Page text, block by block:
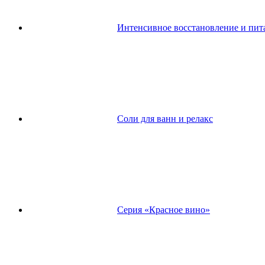
Интенсивное восстановление и
Соли для ванн и релакс
Серия «Красное вино»